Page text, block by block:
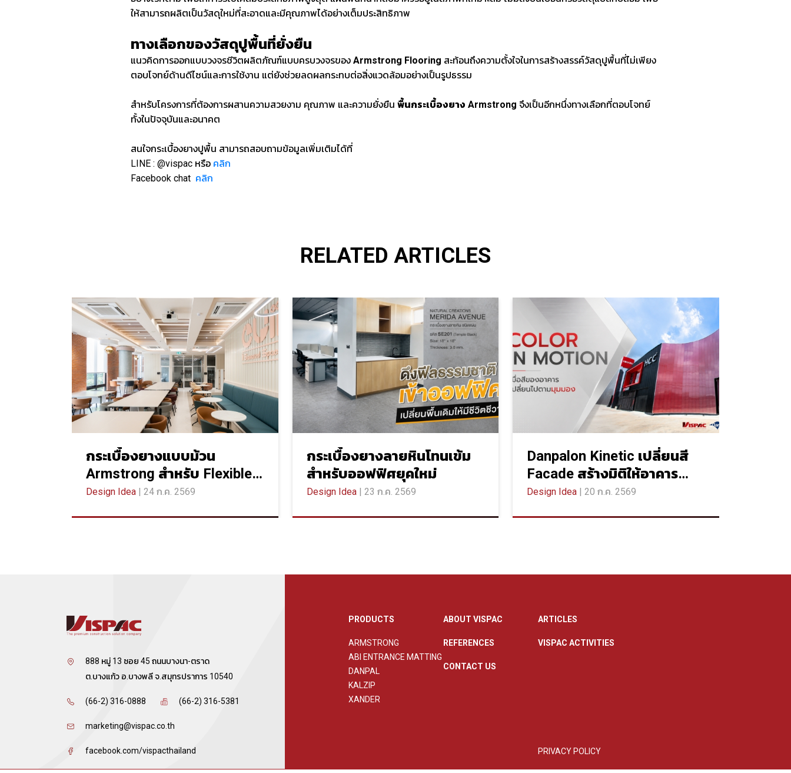
ให้สามารถผลิตเป็นวัสดุใหม่ที่สะอาดและมีคุณภาพได้อย่างเต็มประสิทธิภาพ
ทางเลือกของวัสดุปูพื้นที่ยั่งยืน
แนวคิดการออกแบบวงจรชีวิตผลิตภัณฑ์แบบครบวงจรของ Armstrong Flooring สะท้อนถึงความตั้งใจในการสร้างสรรค์วัสดุปูพื้นที่ไม่เพียง
ตอบโจทย์ด้านดีไซน์และการใช้งาน แต่ยังช่วยลดผลกระทบต่อสิ่งแวดล้อมอย่างเป็นรูปธรรม
สำหรับโครงการที่ต้องการผสานความสวยงาม คุณภาพ และความยั่งยืน พื้นกระเบื้องยาง Armstrong จึงเป็นอีกหนึ่งทางเลือกที่ตอบโจทย์
ทั้งในปัจจุบันและอนาคต
สนใจกระเบื้องยางปูพื้น สามารถสอบถามข้อมูลเพิ่มเติมได้ที่
LINE : @vispac หรือ คลิก
Facebook chat คลิก
RELATED ARTICLES
กระเบื้องยางแบบม้วน
Armstrong สำหรับ Flexible
Learning Space | CUii i-
Design Idea | 24 ก.ค. 2569
กระเบื้องยางลายหินโทนเข้ม
สำหรับออฟฟิศยุคใหม่
Design Idea| 23 ก.ค. 2569
Danpalon Kinetic เปลี่ยนสี
Facade สร้างมิติให้อาคาร
ISUZU HCC ชลบุรี
Design Idea | 20 ก.ค. 2569
888 หมู่ 13 ซอย 45 ถนนบางนา-ตราด
ต.บางแก้ว อ.บางพลี จ.สมุทรปราการ 10540
(66-2) 316-0888 (66-2) 316-5381
marketing@vispac.co.th
facebook.com/vispacthailand
PRODUCTS
ARMSTRONG
ABI ENTRANCE MATTING
DANPAL
KALZIP
XANDER
ABOUT VISPAC
REFERENCES
CONTACT US
ARTICLES
VISPAC ACTIVITIES
PRIVACY POLICY